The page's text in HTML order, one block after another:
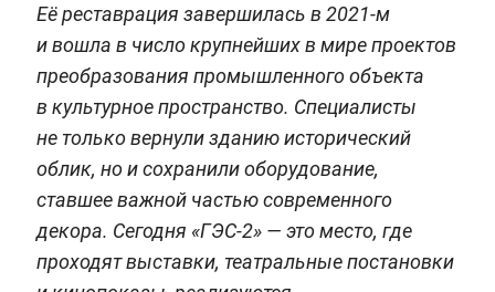
Её реставрация завершилась в 2021-м
и вошла в число крупнейших в мире проектов
преобразования промышленного объекта
в культурное пространство. Специалисты
не только вернули зданию исторический
облик, но и сохранили оборудование,
ставшее важной частью современного
декора. Сегодня «ГЭС-2» — это место, где
проходят выставки, театральные постановки